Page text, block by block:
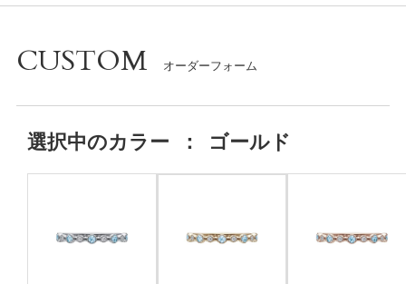
CUSTOM
選択中のカラー ： ゴールド